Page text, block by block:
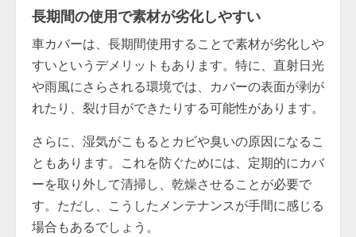
長期間の使用で素材が劣化しやすい
車カバーは、長期間使用することで素材が劣化しや
すいというデメリットもあります。特に、直射日光
や雨風にさらされる環境では、カバーの表面が剥が
れたり、裂け目ができたりする可能性があります。
さらに、湿気がこもるとカビや臭いの原因になるこ
ともあります。これを防ぐためには、定期的にカバ
ーを取り外して清掃し、乾燥させることが必要で
す。ただし、こうしたメンテナンスが手間に感じる
場合もあるでしょう。